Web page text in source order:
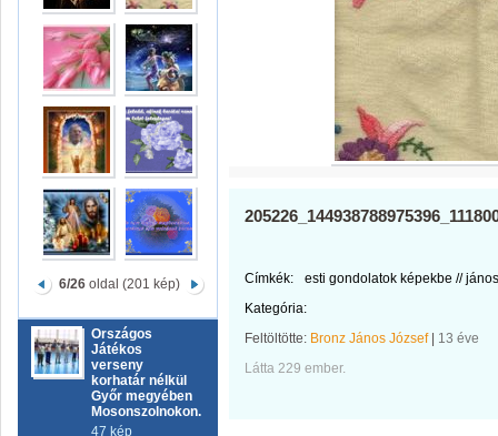
6/26oldal (201 kép)
Országos
Játékos
verseny
korhatár nélkül
Győr megyében
Mosonszolnokon.
47 kép
Címkék:
esti gondolatok képekbe //
Kategória:
Feltöltötte: Bronz János József| 13 éve
Látta 229 ember.